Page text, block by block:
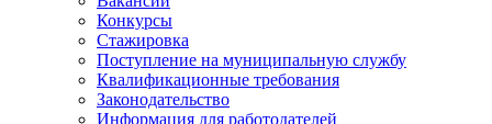
Конкурсы
Стажировка
Поступление на муниципальную службу
Квалификационные требования
Законодательство
Информация для работодателей